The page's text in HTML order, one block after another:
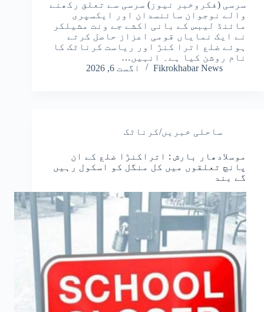
سرسی (فکروخبر نیوز) سرسی سے تعلق رکھنے
والے نوجوان سائنسدان اور ایکسپری
مائنڈ لیبس کے بانی اکشے جے ونت مشیلکر
نے ایک نمایاں قومی اعزاز حاصل کرتے
ہوئے ضلع اترا کنڑ اور ریاست کرناٹک کا
نام روشن کیا ہے۔ انہیں…
Fikrokhabar News
اگست 6, 2026
ساحلی خبریں/کرناٹک
موسلادھار بارش : اتراکنڑا ضلع کے ان
پانچ تعلقوں میں کل منگل کو اسکول رہیں
گے بند